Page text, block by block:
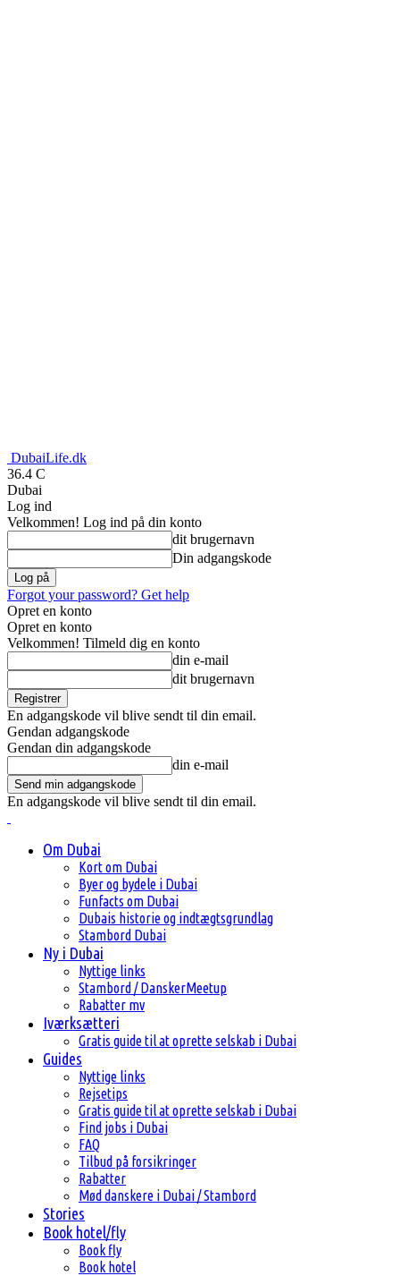
DubaiLife.dk
36.4 C
Dubai
Log ind
Velkommen! Log ind på din konto
dit brugernavn
Din adgangskode
Forgot your password? Get help
Opret en konto
Opret en konto
Velkommen! Tilmeld dig en konto
din e-mail
dit brugernavn
En adgangskode vil blive sendt til din email.
Gendan adgangskode
Gendan din adgangskode
din e-mail
En adgangskode vil blive sendt til din email.
Om Dubai
Kort om Dubai
Byer og bydele i Dubai
Funfacts om Dubai
Dubais historie og indtægtsgrundlag
Stambord Dubai
Ny i Dubai
Nyttige links
Stambord / DanskerMeetup
Rabatter mv
Iværksætteri
Gratis guide til at oprette selskab i Dubai
Guides
Nyttige links
Rejsetips
Gratis guide til at oprette selskab i Dubai
Find jobs i Dubai
FAQ
Tilbud på forsikringer
Rabatter
Mød danskere i Dubai / Stambord
Stories
Book hotel/fly
Book fly
Book hotel